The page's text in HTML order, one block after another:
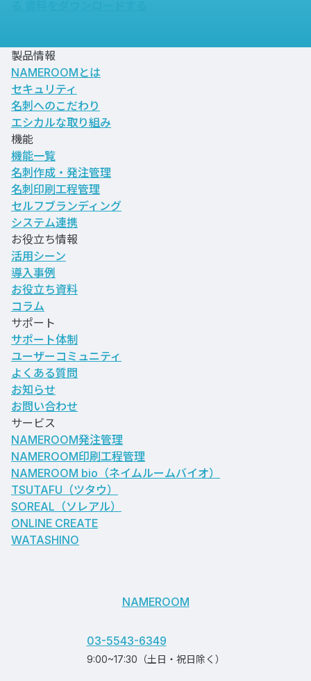
製品情報
NAMEROOMとは
セキュリティ
名刺へのこだわり
エシカルな取り組み
機能
機能一覧
名刺作成・発注管理
名刺印刷工程管理
セルフブランディング
システム連携
お役立ち情報
活用シーン
導入事例
お役立ち資料
コラム
サポート
サポート体制
ユーザーコミュニティ
よくある質問
お知らせ
お問い合わせ
サービス
NAMEROOM発注管理
NAMEROOM印刷工程管理
NAMEROOM bio （ネイムルームバイオ）
TSUTAFU（ツタウ）
SOREAL（ソレアル）
ONLINE CREATE
WATASHINO
NAMEROOM
03-5543-6349
9:00~17:30（土日・祝日除く）